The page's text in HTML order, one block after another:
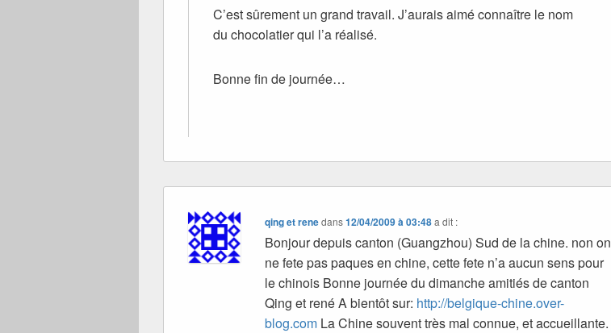
C’est sûrement un grand travail. J’aurais aimé connaître le nom
du chocolatier qui l’a réalisé.
Bonne fin de journée…
qing et renedans12/04/2009 à 03:48a dit :
Bonjour depuis canton (Guangzhou) Sud de la chine. non on
ne fete pas paques en chine, cette fete n’a aucun sens pour
le chinois Bonne journée du dimanche amitiés de canton
Qing et rené A bientôt sur: http://belgique-chine.over-
blog.com La Chine souvent très mal connue, et accueillante.